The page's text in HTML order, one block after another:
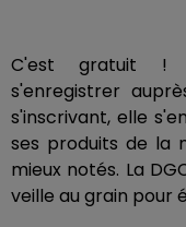
C'est gratuit !
s'enregistrer
s'inscrivant, elle
ses produits de la
mieux notés. La
veille au grain pour